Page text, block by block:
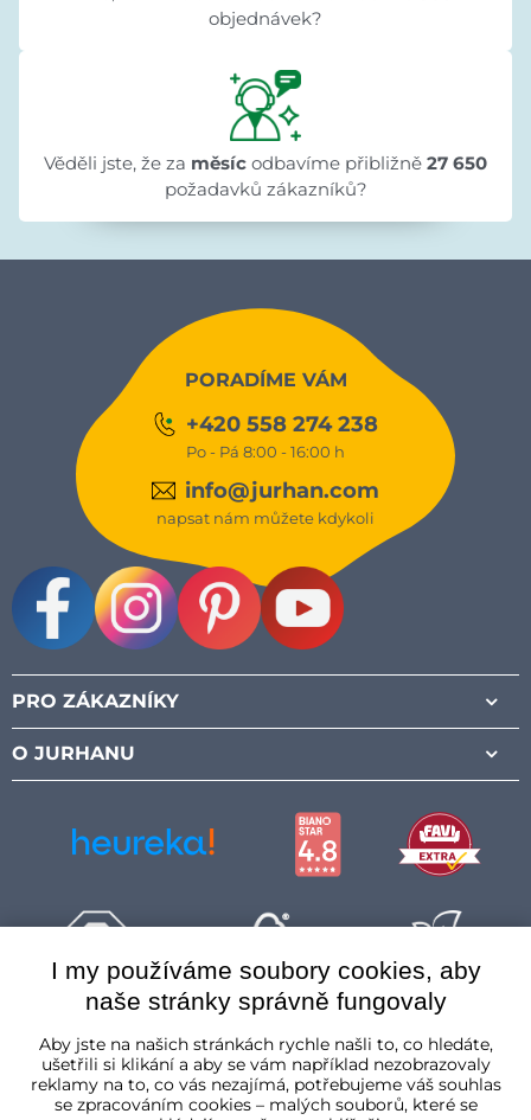
objednávek?
Věděli jste, že za měsíc odbavíme přibližně 27 650
požadavků zákazníků?
PORADÍME VÁM
+420 558 274 238
Po - Pá 8:00 - 16:00 h
info@jurhan.com
napsat nám můžete kdykoli
PRO ZÁKAZNÍKY
O JURHANU
I my používáme soubory cookies, aby
naše stránky správně fungovaly
Aby jste na našich stránkách rychle našli to, co hledáte,
ušetřili si klikání a aby se vám například nezobrazovaly
reklamy na to, co vás nezajímá, potřebujeme váš souhlas
se zpracováním cookies – malých souborů, které se